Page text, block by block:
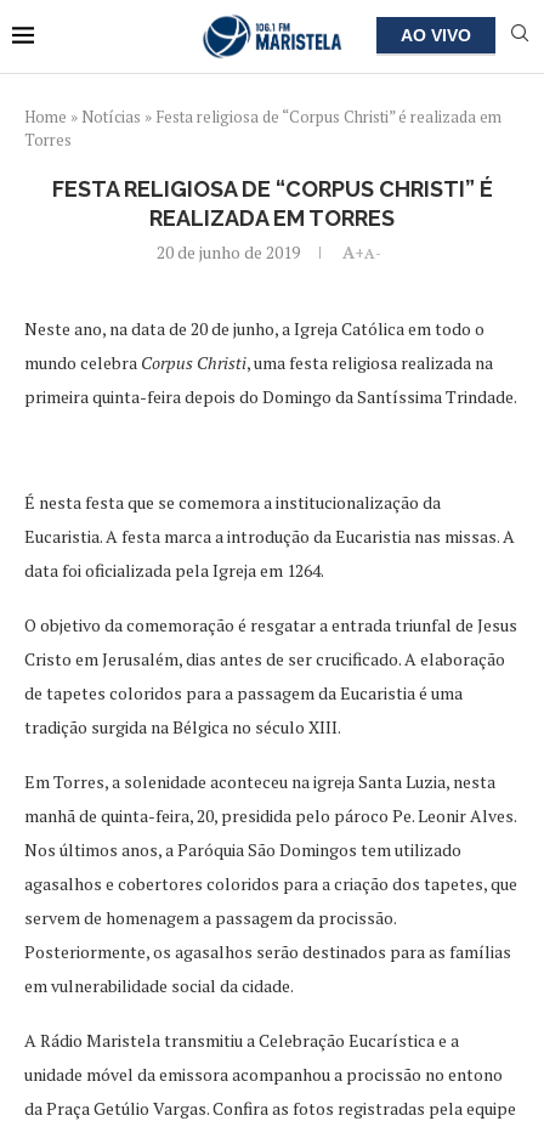
AO VIVO
Home » Notícias » Festa religiosa de “Corpus Christi” é realizada em
Torres
FESTA RELIGIOSA DE “CORPUS CHRISTI” É
REALIZADA EM TORRES
20 de junho de 2019 A+A-
Neste ano, na data de 20 de junho, a Igreja Católica em todo o
mundo celebra Corpus Christi, uma festa religiosa realizada na
primeira quinta-feira depois do Domingo da Santíssima Trindade.
É nesta festa que se comemora a institucionalização da
Eucaristia. A festa marca a introdução da Eucaristia nas missas. A
data foi oficializada pela Igreja em 1264.
O objetivo da comemoração é resgatar a entrada triunfal de Jesus
Cristo em Jerusalém, dias antes de ser crucificado. A elaboração
de tapetes coloridos para a passagem da Eucaristia é uma
tradição surgida na Bélgica no século XIII.
Em Torres, a solenidade aconteceu na igreja Santa Luzia, nesta
manhã de quinta-feira, 20, presidida pelo pároco Pe. Leonir Alves.
Nos últimos anos, a Paróquia São Domingos tem utilizado
agasalhos e cobertores coloridos para a criação dos tapetes, que
servem de homenagem a passagem da procissão.
Posteriormente, os agasalhos serão destinados para as famílias
em vulnerabilidade social da cidade.
A Rádio Maristela transmitiu a Celebração Eucarística e a
unidade móvel da emissora acompanhou a procissão no entono
da Praça Getúlio Vargas. Confira as fotos registradas pela equipe